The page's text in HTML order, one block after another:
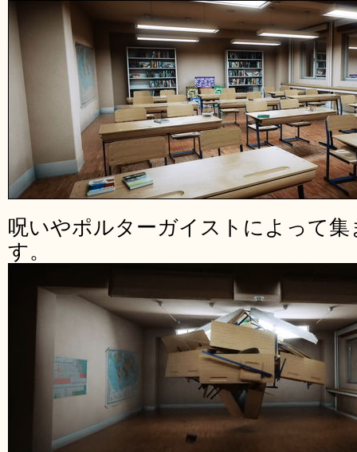
呪いやポルターガイストによって
す。